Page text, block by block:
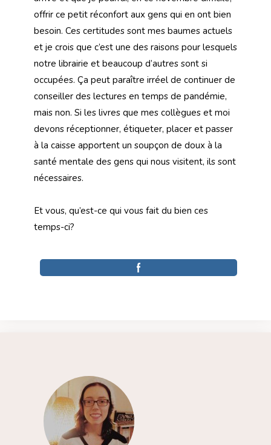
offrir ce petit réconfort aux gens qui en ont bien
besoin. Ces certitudes sont mes baumes actuels
et je crois que c’est une des raisons pour lesquels
notre librairie et beaucoup d’autres sont si
occupées. Ça peut paraître irréel de continuer de
conseiller des lectures en temps de pandémie,
mais non. Si les livres que mes collègues et moi
devons réceptionner, étiqueter, placer et passer
à la caisse apportent un soupçon de doux à la
santé mentale des gens qui nous visitent, ils sont
nécessaires.
Et vous, qu’est-ce qui vous fait du bien ces
temps-ci?